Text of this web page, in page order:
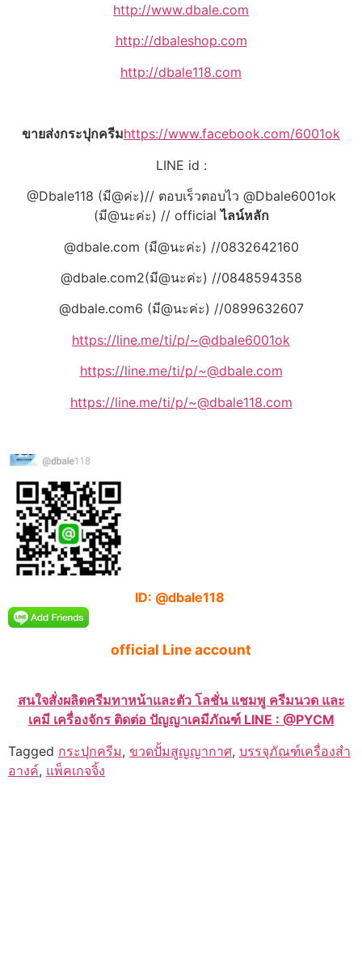
http://www.dbale.com
http://dbaleshop.com
http://dbale118.com
ขายส่งกระปุกครีมhttps://www.facebook.com/6001ok
LINE id :
@Dbale118 (มี@ค่ะ)// ตอบเร็วตอบไว @Dbale6001ok
(มี@นะค่ะ) // officialไลน์หลัก
@dbale.com (มี@นะค่ะ) //0832642160
@dbale.com2(มี@นะค่ะ) //0848594358
@dbale.com6 (มี@นะค่ะ) //0899632607
https://line.me/ti/p/~@dbale6001ok
https://line.me/ti/p/~@dbale.com
https://line.me/ti/p/~@dbale118.com
ID: @dbale118
official Line account
สนใจสั่งผลิตครีมทาหน้าและตัว โลชั่น แชมพู ครีมนวด และ
เคมี เครื่องจักร ติดต่อ ปัญญาเคมีภัณฑ์ LINE : @PYCM
Tagged กระปุกครีม, ขวดปั้มสูญญากาศ, บรรจุภัณฑ์เครื่องสำ
อางค์, แพ็คเกจจิ้ง